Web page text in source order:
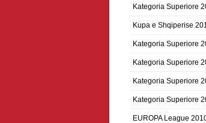
Kategoria Superiore
Kupa e Shqiperise
Kategoria Superiore
Kategoria Superiore
Kategoria Superiore
Kategoria Superiore
EUROPA League